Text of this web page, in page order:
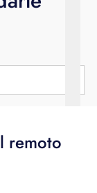
remoto